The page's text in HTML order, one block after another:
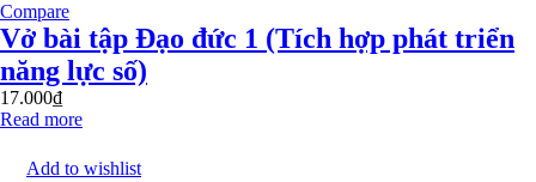
Compare
Vở bài tập Đạo đức 1 (Tích hợp phát triển
năng lực số)
17.000₫
Read more
Add to wishlist